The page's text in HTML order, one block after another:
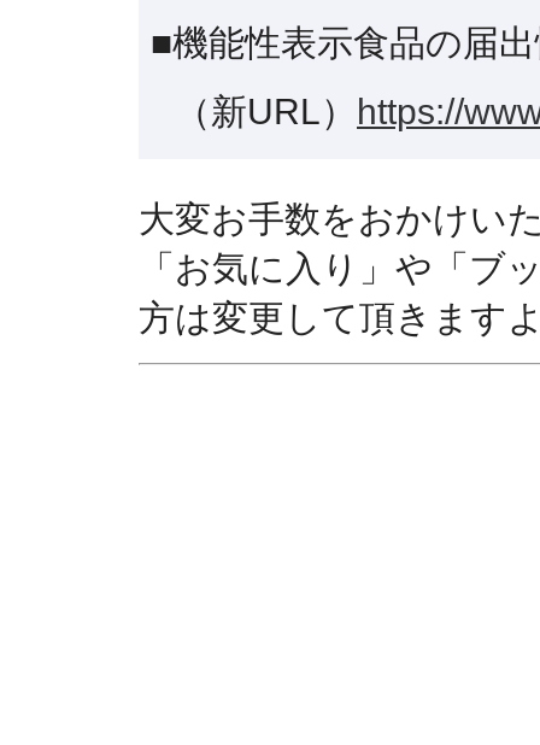
■機能性表示食品の届
（新URL） https://
大変お手数をおかけい
「お気に入り」や「ブ
方は変更して頂きます